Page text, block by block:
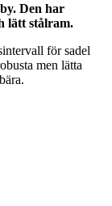
Den har
lätt stålram.
för sadel
men lätta